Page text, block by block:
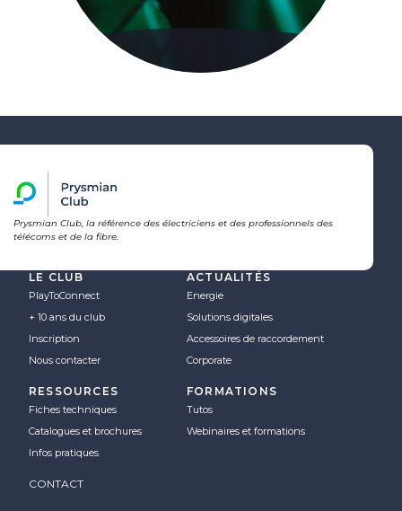
Prysmian Club, la référence des électriciens et des professionnels des
télécoms et de la fibre.
LE CLUB
PlayToConnect
+ 10 ans du club
Inscription
Nous contacter
ACTUALITÉS
Energie
Solutions digitales
Accessoires de raccordement
Corporate
RESSOURCES
Fiches techniques
Catalogues et brochures
Infos pratiques
FORMATIONS
Tutos
Webinaires et formations
CONTACT